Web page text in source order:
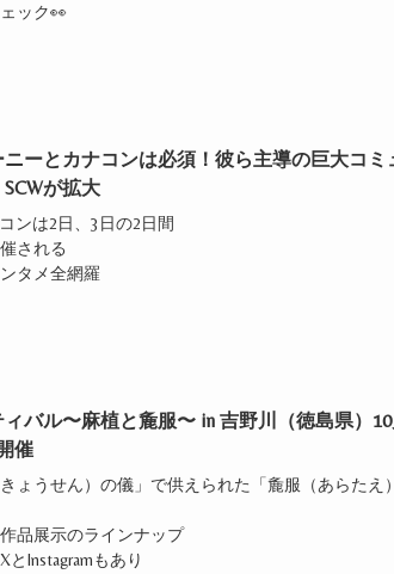
ック👀
ニーとカナコンは必須！彼ら主導の巨大コミ
が拡大
ンは2日、3日の2日間
される
タメ全網羅
バル〜麻植と麁服〜 in 吉野川（徳島県）
催
ょうせん）の儀」で供えられた「麁服（あらたえ
品展示のラインナップ
Instagramもあり